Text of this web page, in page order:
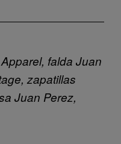
falda Juan
zapatillas
Juan Perez,